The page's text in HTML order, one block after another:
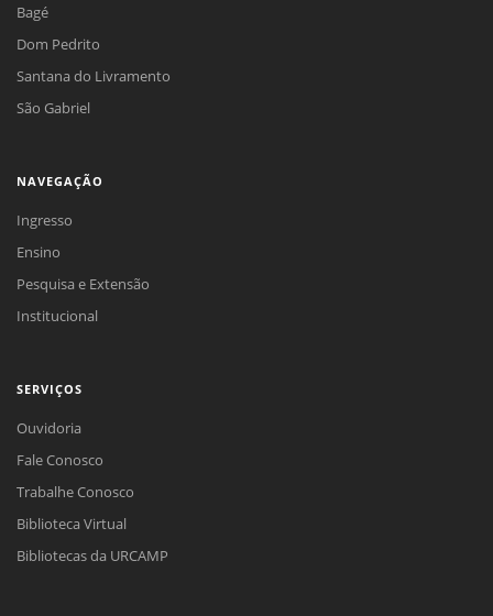
Bagé
Dom Pedrito
Santana do Livramento
São Gabriel
NAVEGAÇÃO
Ingresso
Ensino
Pesquisa e Extensão
Institucional
SERVIÇOS
Ouvidoria
Fale Conosco
Trabalhe Conosco
Biblioteca Virtual
Bibliotecas da URCAMP